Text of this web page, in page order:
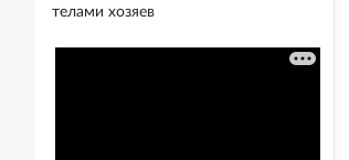
телами хозяев